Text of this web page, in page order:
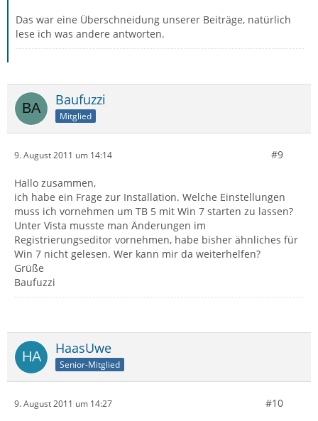
Das war eine Überschneidung unserer Beiträge, natürlich
lese ich was andere antworten.
Baufuzzi
Mitglied
9. August 2011 um 14:14 #9
Hallo zusammen,
ich habe ein Frage zur Installation. Welche Einstellungen
muss ich vornehmen um TB 5 mit Win 7 starten zu lassen?
Unter Vista musste man Änderungen im
Registrierungseditor vornehmen, habe bisher ähnliches für
Win 7 nicht gelesen. Wer kann mir da weiterhelfen?
Grüße
Baufuzzi
HaasUwe
Senior-Mitglied
9. August 2011 um 14:27 #10